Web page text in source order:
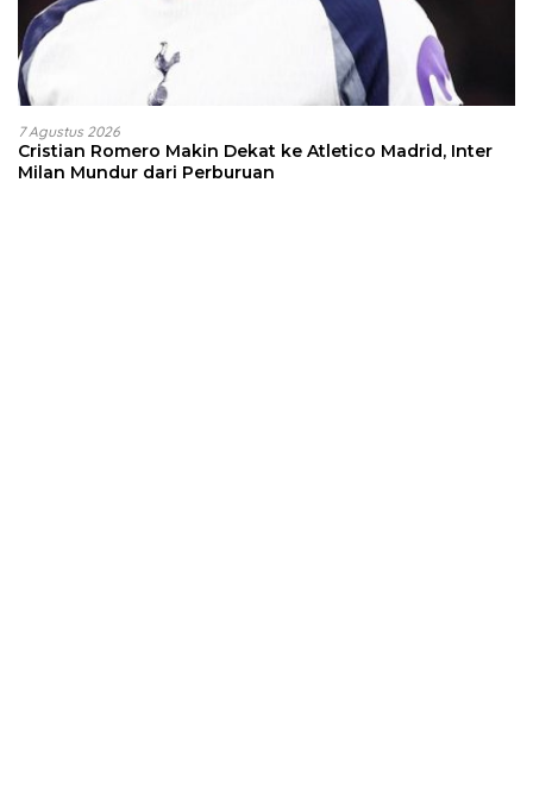
7 Agustus 2026
Cristian Romero Makin Dekat ke Atletico Madrid, Inter
Milan Mundur dari Perburuan